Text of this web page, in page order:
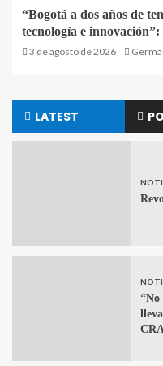
“Bogotá a dos años de
tecnología e
3 de agosto de 2026
LATEST
“No